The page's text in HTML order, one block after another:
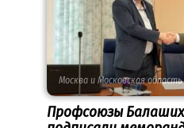
Москва и Московская область
Профсоюзы